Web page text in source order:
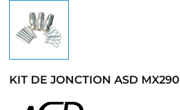
KIT DE JONCTION ASD MX290